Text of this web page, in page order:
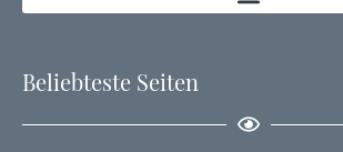
Beliebteste Seiten